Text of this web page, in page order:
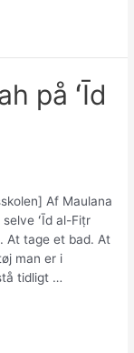
på ʻĪd
Af Maulana
ʻĪd al-Fiṭr
At tage et bad. At
man er i
tidligt …